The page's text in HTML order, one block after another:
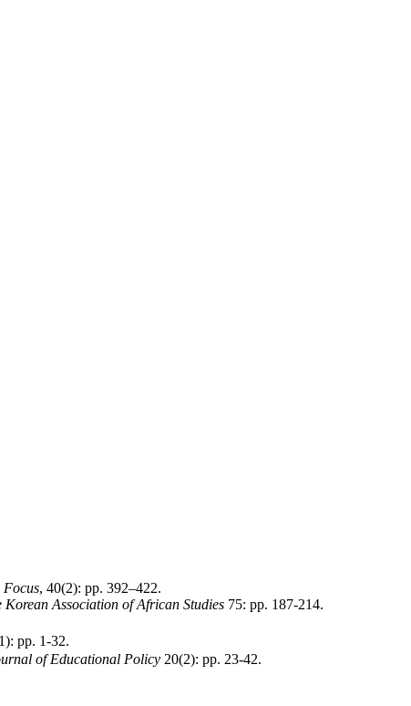
Focus, 40(2): pp. 392–422.
Korean Association of African Studies 75: pp. 187-214.
pp. 1-32.
of Educational Policy 20(2): pp. 23-42.